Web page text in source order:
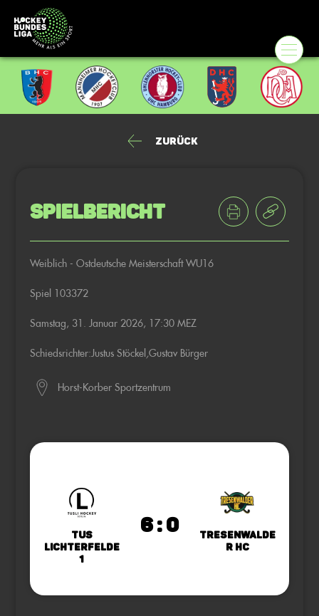
Zurück
Spielbericht
Weiblich - Ostdeutsche Meisterschaft WU16
Spiel 103372
Samstag, 31. Januar 2026, 17:30 MEZ
Schiedsrichter:Justus Stöckel,Gustav Bürger
Horst-Korber Sportzentrum
TuS
Lichterfelde
1
6 : 0
Tresenwalde
r HC